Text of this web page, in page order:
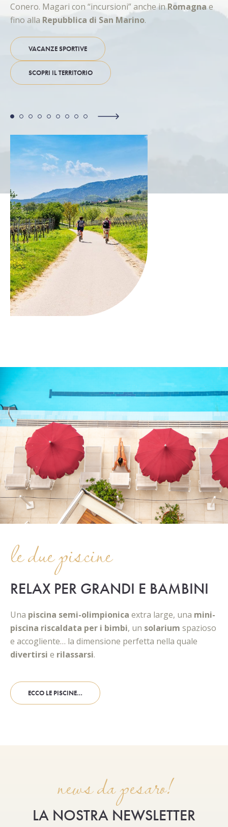
Conero. Magari con “incursioni” anche inRomagnae
fino alla Repubblica di San Marino.
VACANZE SPORTIVE
SCOPRI IL TERRITORIO
le due piscine
RELAX PER GRANDI E BAMBINI
Una piscina semi-olimpionica extra large, una mini-
piscina riscaldata per i bimbi, un solarium spazioso
e accogliente… la dimensione perfetta nella quale
divertirsi e rilassarsi.
ECCO LE PISCINE…
news da pesaro!
LA NOSTRA NEWSLETTER